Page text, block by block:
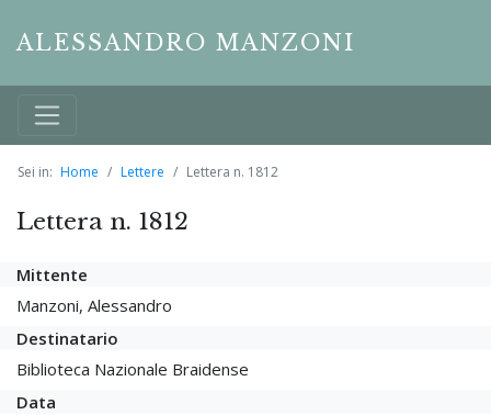
ALESSANDRO MANZONI
Sei in: Home Lettere Lettera n. 1812
Lettera n. 1812
Mittente
Manzoni, Alessandro
Destinatario
Biblioteca Nazionale Braidense
Data